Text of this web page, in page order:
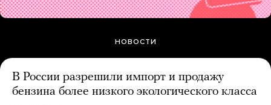
НОВОСТИ
В России разрешили импорт и продажу
бензина более низкого экологического класса